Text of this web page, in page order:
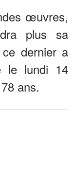
œuvres,
plus sa
ce dernier a
le lundi 14
ans.